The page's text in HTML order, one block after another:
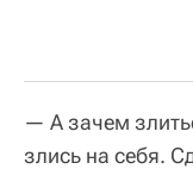
— А зачем
злись на себя.